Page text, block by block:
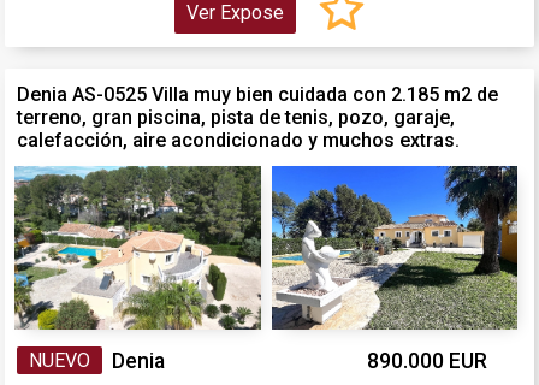
Ver Expose
Denia AS-0525 Villa muy bien cuidada con 2.185 m2 de
terreno, gran piscina, pista de tenis, pozo, garaje,
calefacción, aire acondicionado y muchos extras.
NUEVO Denia 890.000 EUR